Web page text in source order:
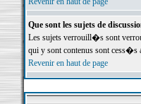
Que sont les sujets de
Les sujets verrouill�s sont
qui y sont contenus sont cess�s
Revenir en haut de page